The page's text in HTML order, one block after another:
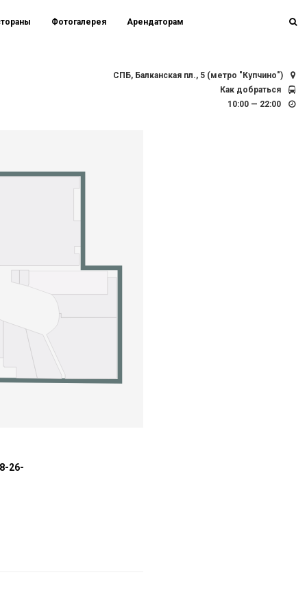
Фотогалерея Арендаторам
СПБ, Балканская пл., 5 (метро "Купчино")
Как добраться
10:00 — 22:00
26-